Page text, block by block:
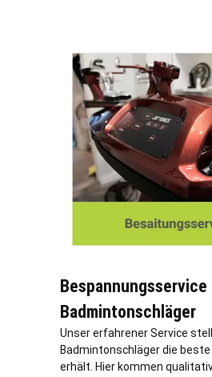
Badmintonschläger
Unser erfahrener Service
Badmintonschläger die beste
erhält. Hier kommen